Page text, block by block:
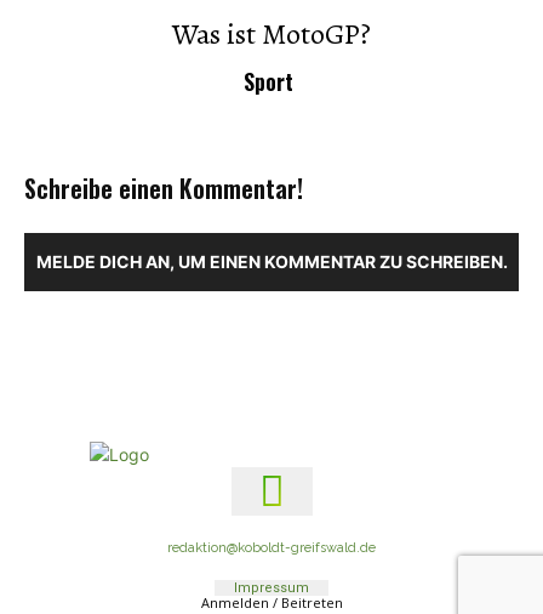
Was ist MotoGP?
Sport
Schreibe einen Kommentar!
MELDE DICH AN, UM EINEN KOMMENTAR ZU SCHREIBEN.
redaktion@koboldt-greifswald.de
Impressum
Anmelden / Beitreten